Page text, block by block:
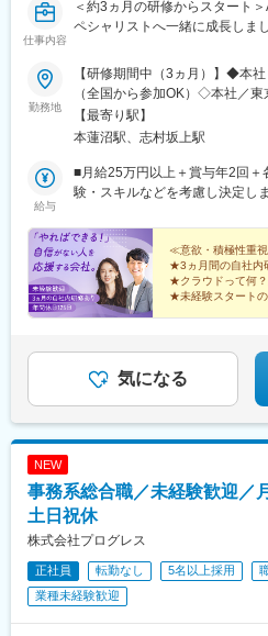
仕事内容
＜約3ヵ月の研修からスタート
ペシャリストへ一緒に成長しま
勤務地
【研修期間中（3ヵ月）】◆本
（全国から参加OK）◇本社／
線「本蓮沼駅」より徒歩4分└都
9分【研修終了後】◆東京23区を
ん。※すべて徒歩10分以内の駅
ト・在宅勤務・リモートワーク
【最寄り駅】
本蓮沼駅、志村坂上駅
給与
■月給25万円以上＋賞与年2回
験・スキルなどを考慮し決定し
（期間中は月給23万円以上で
がある方は、現職・前職給与を
り。個人の頑張りに応じて評価
（経験2年入社）年収750万円（
5年入社）
≪意欲・積極性重
★3ヵ月間の自社内
★クラウドって何？
★未経験スタートの
気になる
NEW
事務系総合職／未経験歓迎／
土日祝休
株式会社プログレス
正社員 転勤なし 5名以上採用
業種未経験歓迎